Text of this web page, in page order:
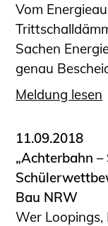
Vom
Sachen
genau
Meldung lesen
11.09.2018
„Achterbahn
Bau NRW
Wer